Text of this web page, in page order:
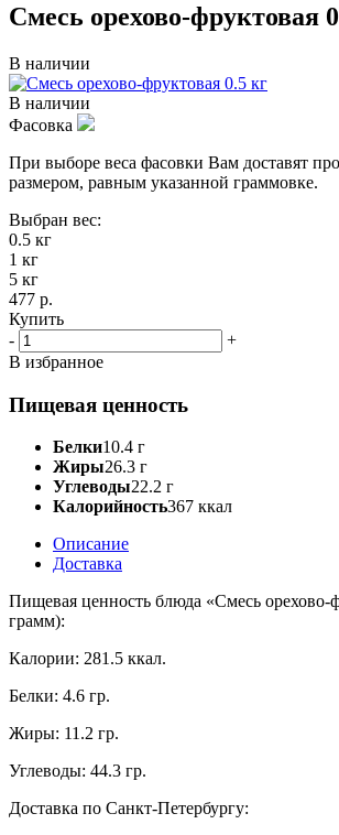
Смесь орехово-фруктовая
В наличии
В наличии
Фасовка
При выборе веса фасовки Вам доставят
размером, равным указанной граммовке.
Выбран вес:
0.5 кг
1 кг
5 кг
477 р.
Купить
-
+
В избранное
Пищевая ценность
Белки10.4 г
Жиры26.3 г
Углеводы22.2 г
Калорийность367 ккал
Описание
Доставка
Пищевая ценность блюда «Смесь орехово-
грамм):
Калории: 281.5 ккал.
Белки: 4.6 гр.
Жиры: 11.2 гр.
Углеводы: 44.3 гр.
Доставка по Санкт-Петербургу: